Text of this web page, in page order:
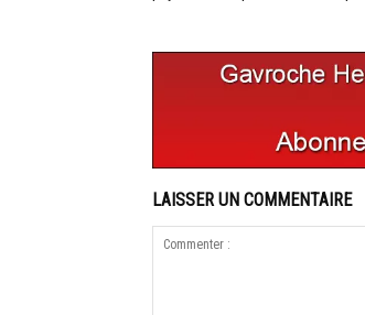
LAISSER UN COMMENTAIRE